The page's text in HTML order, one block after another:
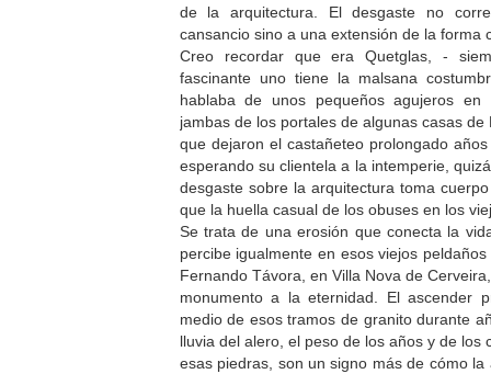
de la arquitectura. El desgaste no
cansancio sino a una extensión de la forma
Creo recordar que era Quetglas, -
fascinante uno tiene la malsana
hablaba de unos pequeños agujeros
jambas de los portales de algunas casas
que dejaron el castañeteo prolongado
esperando su clientela a la intemperie,
desgaste sobre la arquitectura toma
que la huella casual de los obuses en los
Se trata de una erosión que conecta la
percibe igualmente en esos viejos
Fernando Távora, en Villa Nova de
monumento a la eternidad. El ascender
medio de esos tramos de granito durante
lluvia del alero, el peso de los años y de los
esas piedras, son un signo más de cómo